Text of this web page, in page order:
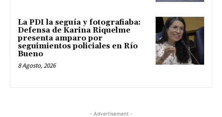
La PDI la seguía y fotografiaba:
Defensa de Karina Riquelme
presenta amparo por
seguimientos policiales en Río
Bueno
8 Agosto, 2026
- Advertisement -